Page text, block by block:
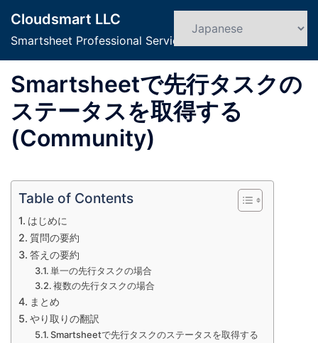
ン
Cloudsmart LLC
Smartsheet Professional Service
ト
グ
メ
Smartsheetで先行タスクの
ステータスを取得する
(Community)
Table of Contents
はじめに
質問の要約
答えの要約
単一の先行タスクの場合
複数の先行タスクの場合
まとめ
やり取りの翻訳
Smartsheetで先行タスクのステータスを取得する